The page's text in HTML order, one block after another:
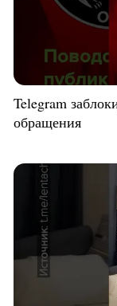
Telegram
обращения